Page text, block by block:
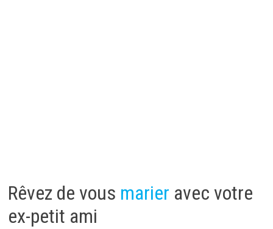
Rêvez de vous marier avec votre
ex-petit ami